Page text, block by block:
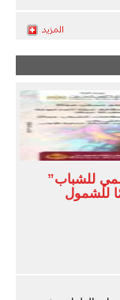
للشباب”
للشمول